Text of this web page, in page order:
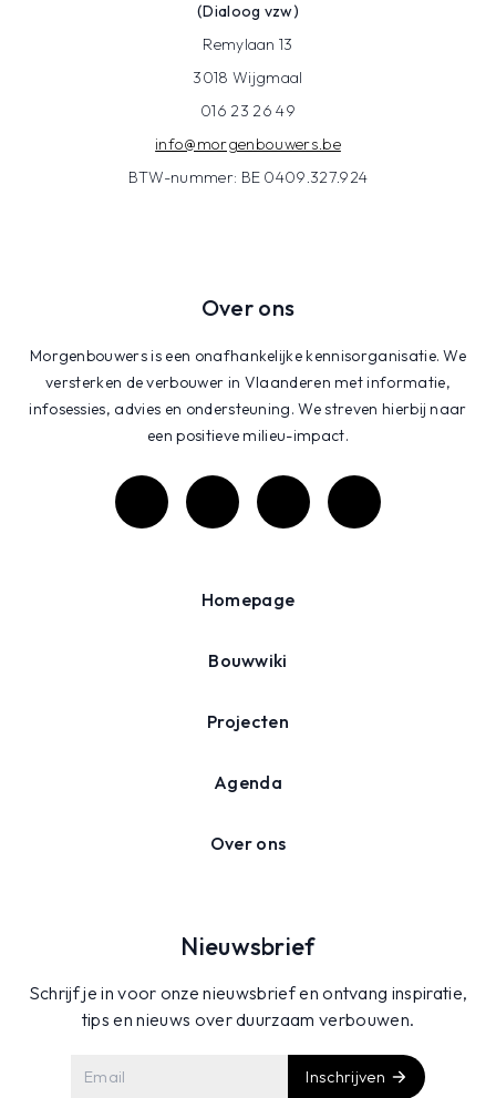
(Dialoog vzw)
Remylaan 13
3018 Wijgmaal
016 23 26 49
info@morgenbouwers.be
BTW-nummer: BE 0409.327.924
Over ons
Morgenbouwers is een onafhankelijke kennisorganisatie. We
versterken de verbouwer in Vlaanderen met informatie,
infosessies, advies en ondersteuning. We streven hierbij naar
een positieve milieu-impact.
Homepage
Bouwwiki
Projecten
Agenda
Over ons
Nieuwsbrief
Schrijf je in voor onze nieuwsbrief en ontvang inspiratie,
tips en nieuws over duurzaam verbouwen.
Inschrijven